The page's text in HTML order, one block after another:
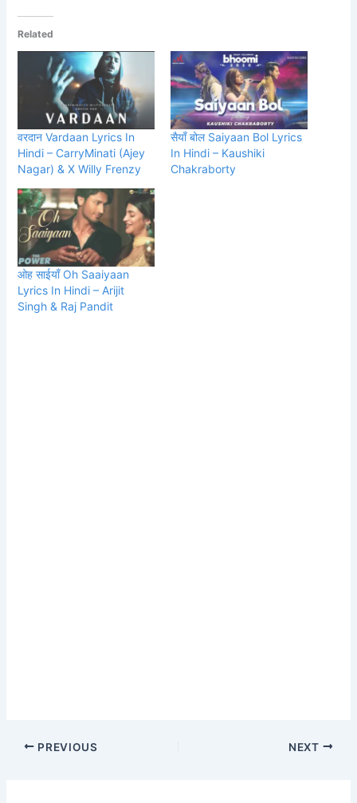
Related
वरदान Vardaan Lyrics In
Hindi – CarryMinati (Ajey
Nagar) & X Willy Frenzy
सैयाँ बोल Saiyaan Bol Lyrics
In Hindi – Kaushiki
Chakraborty
ओह साईयाँ Oh Saaiyaan
Lyrics In Hindi – Arijit
Singh & Raj Pandit
PREVIOUS NEXT